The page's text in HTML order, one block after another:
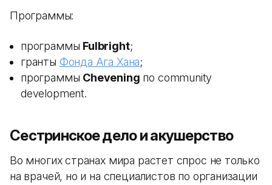
Программы:
программы Fulbright;
гранты Фонда Ага Хана;
программы Chevening по community
development.
Сестринское дело и акушерство
Во многих странах мира растет спрос не только
на врачей, но и на специалистов по организации